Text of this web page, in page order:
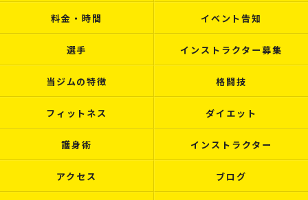
料金・時間 イベント告知
選手 インストラクター募集
当ジムの特徴 格闘技
フィットネス ダイエット
護身術 インストラクター
アクセス ブログ